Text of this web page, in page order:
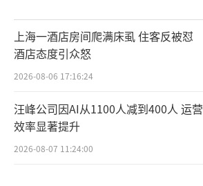
上海一酒店房间爬满床虱 住客反被怼
酒店态度引众怒
2026-08-06 17:16:24
汪峰公司因AI从1100人减到400人 运营
效率显著提升
2026-08-07 11:24:00